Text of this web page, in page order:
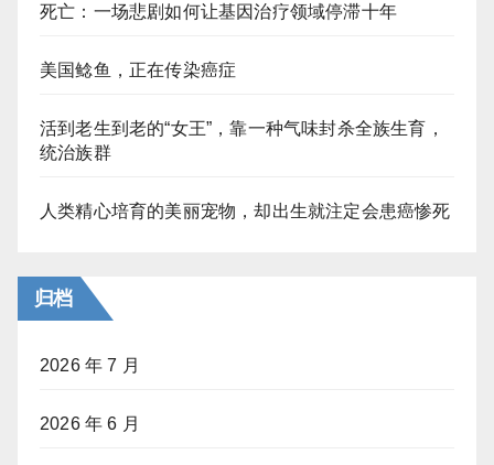
死亡：一场悲剧如何让基因治疗领域停滞十年
美国鲶鱼，正在传染癌症
活到老生到老的“女王”，靠一种气味封杀全族生育，
统治族群
人类精心培育的美丽宠物，却出生就注定会患癌惨死
归档
2026 年 7 月
2026 年 6 月